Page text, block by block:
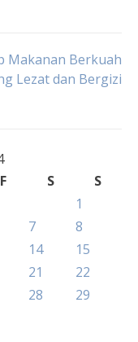
Makanan Berkuah
Lezat dan Bergizi
F S
S
1
7
8
14
15
21
22
28
29